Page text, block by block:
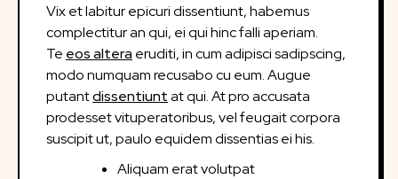
Vix et labitur epicuri dissentiunt, habemus
complectitur an qui, ei qui hinc falli aperiam.
Te eos altera eruditi, in cum adipisci sadipscing,
modo numquam recusabo cu eum. Augue
putantdissentiuntat qui. At pro accusata
prodesset vituperatoribus, vel feugait corpora
suscipit ut, paulo equidem dissentias ei his.
Aliquam erat volutpat